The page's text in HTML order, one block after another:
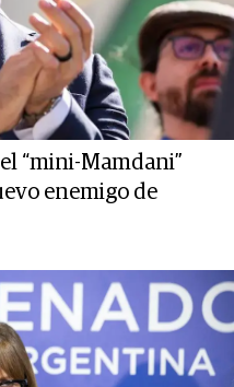
“mini-Mamdani”
enemigo de